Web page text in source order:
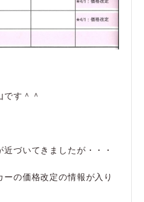
す＾＾
づいてきましたが・・・
の価格改定の情報が入り